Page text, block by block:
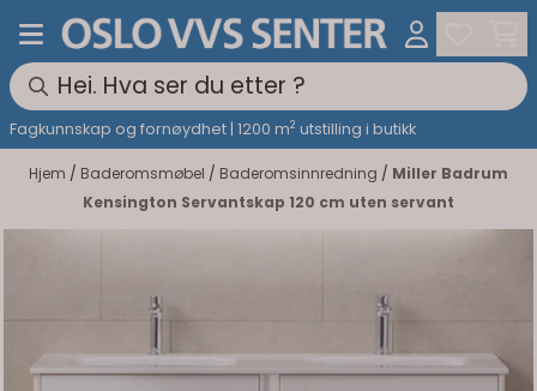
Hopp til innhold
Fagkunnskap og fornøydhet | 1200 m2 utstilling i butikk
Hjem / Baderomsmøbel / Baderomsinnredning / Miller Badrum
Kensington Servantskap 120 cm uten servant